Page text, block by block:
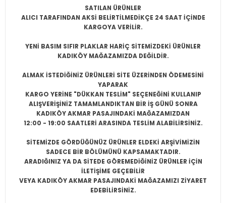
SATILAN ÜRÜNLER
ALICI TARAFINDAN AKSİ BELİRTİLMEDİKÇE 24 SAAT İÇİNDE
KARGOYA VERİLİR.
YENİ BASIM SIFIR PLAKLAR HARİÇ SİTEMİZDEKİ ÜRÜNLER
KADIKÖY MAĞAZAMIZDA DEĞİLDİR.
ALMAK İSTEDİĞİNİZ ÜRÜNLERİ SİTE ÜZERİNDEN ÖDEMESİNİ
YAPARAK
KARGO YERİNE "DÜKKAN TESLİM" SEÇENEĞİNİ KULLANIP
ALIŞVERİŞİNİZ TAMAMLANDIKTAN BİR İŞ GÜNÜ SONRA
KADIKÖY AKMAR PASAJINDAKİ MAĞAZAMIZDAN
12:00 - 19:00 SAATLERİ ARASINDA TESLİM ALABİLİRSİNİZ.
SİTEMİZDE GÖRDÜĞÜNÜZ ÜRÜNLER ELDEKİ ARŞİVİMİZİN
SADECE BİR BÖLÜMÜNÜ KAPSAMAKTADIR.
ARADIĞINIZ YA DA SİTEDE GÖREMEDİĞİNİZ ÜRÜNLER İÇİN
İLETİŞİME GEÇEBİLİR
VEYA KADIKÖY AKMAR PASAJINDAKİ MAĞAZAMIZI ZİYARET
EDEBİLİRSİNİZ.